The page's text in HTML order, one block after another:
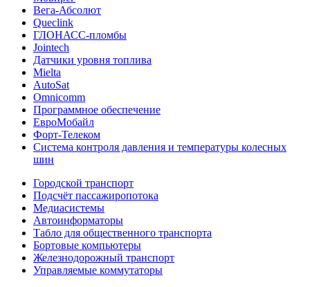
Вега-Абсолют
Queclink
ГЛОНАСС-пломбы
Jointech
Датчики уровня топлива
Mielta
AutoSat
Omnicomm
Программное обеспечение
ЕвроМобайл
Форт-Телеком
Система контроля давления и температуры колесных
шин
Городской транспорт
Подсчёт пассажиропотока
Медиасистемы
Автоинформаторы
Табло для общественного транспорта
Бортовые компьютеры
Железнодорожный транспорт
Управляемые коммутаторы